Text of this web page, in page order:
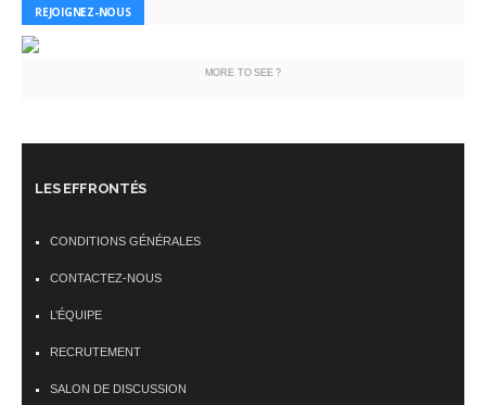
REJOIGNEZ-NOUS
MORE TO SEE ?
LES EFFRONTÉS
CONDITIONS GÉNÉRALES
CONTACTEZ-NOUS
L’ÉQUIPE
RECRUTEMENT
SALON DE DISCUSSION